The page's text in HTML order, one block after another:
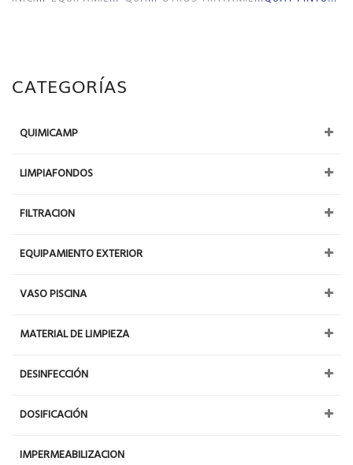
CATEGORÍAS
QUIMICAMP
LIMPIAFONDOS
FILTRACION
EQUIPAMIENTO EXTERIOR
VASO PISCINA
MATERIAL DE LIMPIEZA
DESINFECCIÓN
DOSIFICACIÓN
IMPERMEABILIZACION